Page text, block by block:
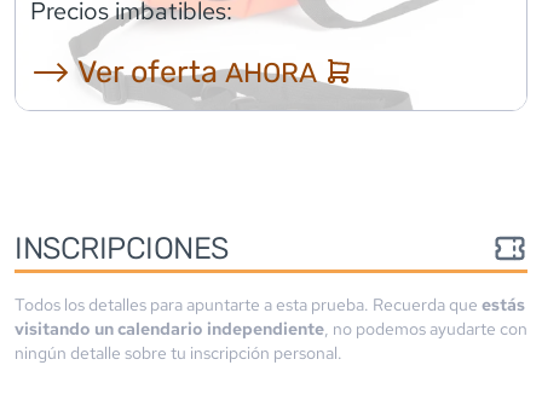
Precios imbatibles:
⟶ Ver ofertaAHORA
INSCRIPCIONES
Todos los detalles para apuntarte a esta prueba. Recuerda que estás
visitando un calendario independiente, no podemos ayudarte con
ningún detalle sobre tu inscripción personal.